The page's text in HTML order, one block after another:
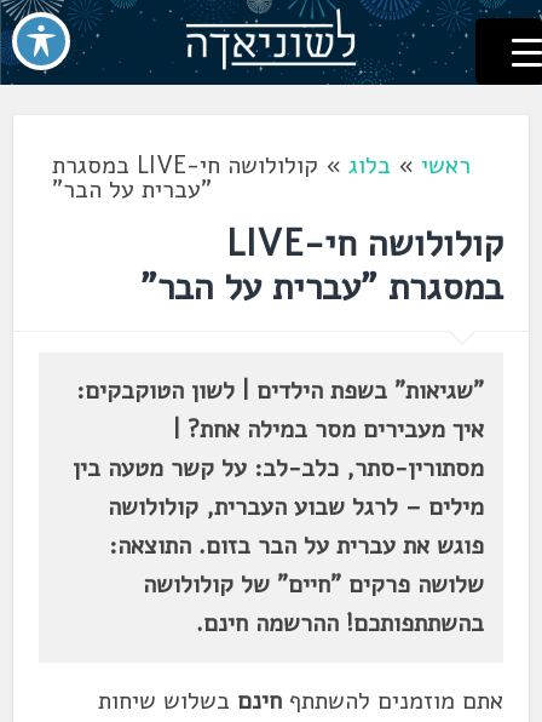
דלג
לתוכן
לשוניאדה
עברית. לשון. שפה
ראשי» בלוג» קולולושה חי-LIVE במסגרת
"עברית על הבר"
קולולושה חי-LIVE
במסגרת "עברית על הבר"
"שגיאות" בשפת הילדים | לשון הטוקבקים:
איך מעבירים מסר במילה אחת? |
מסתורין-סתר, כלב-לב: על קשר מטעה בין
מילים – לרגל שבוע העברית, קולולושה
פוגש את עברית על הבר בזום. התוצאה:
שלושה פרקים "חיים" של קולולושה
בהשתתפותכם! ההרשמה חינם.
אתם מוזמנים להשתתףחינם בשלוש שיחות